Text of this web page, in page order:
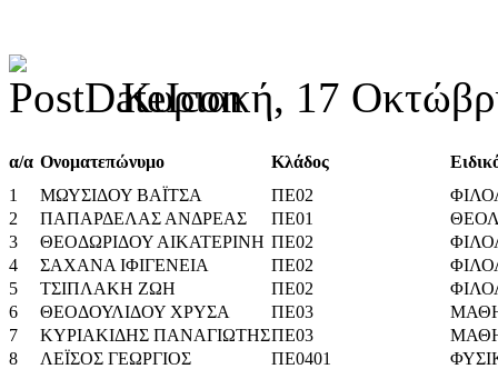
Κυριακή, 17
α/α Ονοματεπώνυμο Κλάδος
1
ΜΩΥΣΙΔΟΥ ΒΑΪΤΣΑ ΠΕ02
2
ΠΑΠΑΡΔΕΛΑΣ ΑΝΔΡΕΑΣ ΠΕ01
3
ΘΕΟΔΩΡΙΔΟΥ ΑΙΚΑΤΕΡΙΝΗ ΠΕ02
4
ΣΑΧΑΝΑ ΙΦΙΓΕΝΕΙΑ ΠΕ02
5
ΤΣΙΠΛΑΚΗ ΖΩΗ ΠΕ02
6
ΘΕΟΔΟΥΛΙΔΟΥ ΧΡΥΣΑ ΠΕ03
7
ΚΥΡΙΑΚΙΔΗΣ ΠΑΝΑΓΙΩΤΗΣΠΕ03
8
ΛΕΪΣΟΣ ΓΕΩΡΓΙΟΣ ΠΕ0401